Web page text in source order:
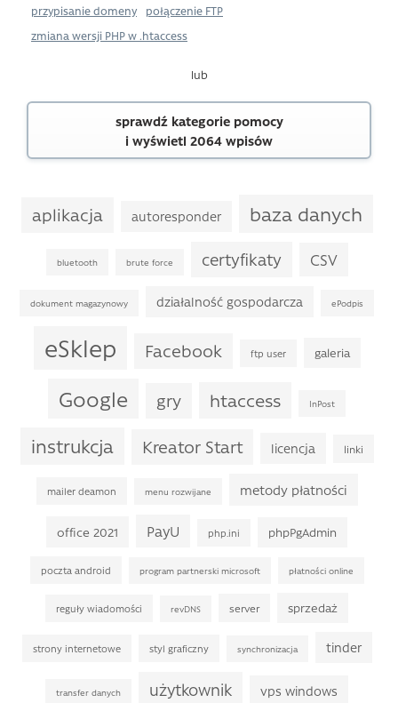
przypisanie domeny
połączenie FTP
zmiana wersji PHP w .htaccess
lub
sprawdź kategorie pomocy
i wyświetl 2064 wpisów
aplikacja autoresponder baza danych
bluetooth brute force certyfikaty CSV
dokument magazynowy działalność gospodarcza ePodpis
eSklep Facebook ftp user galeria
Google gry htaccess InPost
instrukcja Kreator Start licencja linki
mailer deamon menu rozwijane metody płatności
office 2021 PayU php.ini phpPgAdmin
poczta android program partnerski microsoft płatności online
reguły wiadomości revDNS server sprzedaż
strony internetowe styl graficzny synchronizacja tinder
transfer danych użytkownik vps windows